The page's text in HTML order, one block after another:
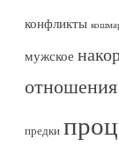
конфликты
мужское
отношения
предки